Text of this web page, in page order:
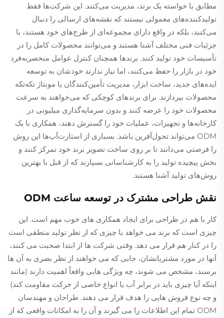
مطابق با خواسته یک برند، مدیریت می‌کنند. این شرکت‌ها فقط
تولیدکننده‌های معمولی نیستند که نقشه‌های ارسالی را دنبال
می‌کنند، بلکه در واقع دارای مجموعه‌ای از طرح‌های خود هستند، با
جزئیات فنی مختلف آشنا هستند و می‌توانند محصولات کامل را در
تأسیسات خود تولید کنند. برندها همچنان کنترل عوامل منحصربه‌فرد
خود در بازار را حفظ می‌کنند، اما نیاز ندارند خودشان به توسعه
ایده‌های جدید، ساخت ابزار، مدیریت تأمین‌کنندگان یا مونتاژ تکه‌تکه
محصولات بپردازند. برای برندهای کوچکی که می‌خواهند به سرعت
محصولات خود را عرضه کنند و بدون سرمایه‌گذاری میلیونی در
کارخانه‌ها و تجهیزات، عملیات خود را گسترش دهند، همکاری با یک
ODM می‌تواند تحول‌آفرین باشد. بسیاری از استارت‌آپ‌ها این روش
را فرصتی می‌دانند تا بر روی ساخت تصویر برند خود تمرکز کنند و
بخش پیچیده تولید را به کارشناسانی بسپارند که از قبل با بهترین
روش‌های تولید آشنا هستند.
نقش طراحی مشترک در توسعه ساعت ODM
کار با هم در طراحی برای ایجاد همکاری های خوب مهم است. این
چیزی است که برند می خواهد با چیزی که از نظر تولید منطقی است
را در کنار هم قرار می دهد. وقتی شرکت ها از ابتدا صحبت می کنند،
آنها در مورد مشتریانشان، جایی که می خواهند از نظر بصری به آن ها
برسند، مشخص می شوند، چه ویژگی هایی واقعاً اهمیت دارند (مانند
اینکه آیا چیزی باید در برابر آب یا انواع خاصی از حرکت مقاومت کند)
و چه نوع فروش هایی را هدف قرار می دهند. طراحان و مهندسان
ODM تمام این اطلاعات را می گیرند و آن را به امکانات واقعی که از